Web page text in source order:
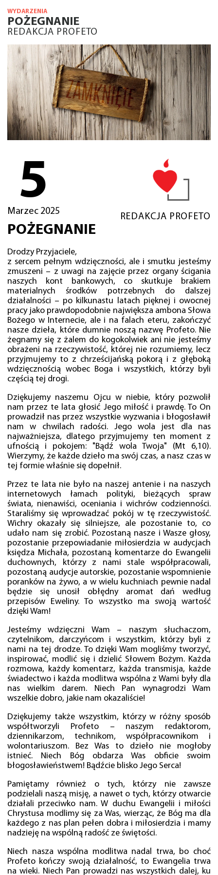
WYDARZENIA
POŻEGNANIE
REDAKCJA PROFETO
5
Marzec 2025
REDAKCJA PROFETO
POŻEGNANIE
Drodzy Przyjaciele,
z sercem pełnym wdzięczności, ale i smutku jesteśmy
zmuszeni – z uwagi na zajęcie przez organy ścigania
naszych kont bankowych, co skutkuje brakiem
materialnych środków potrzebnych do dalszej
działalności – po kilkunastu latach pięknej i owocnej
pracy jako prawdopodobnie największa ambona Słowa
Bożego w Internecie, ale i na falach eteru, zakończyć
nasze dzieła, które dumnie noszą nazwę Profeto. Nie
żegnamy się z żalem do kogokolwiek ani nie jesteśmy
obrażeni na rzeczywistość, której nie rozumiemy, lecz
przyjmujemy to z chrześcijańską pokorą i z głęboką
wdzięcznością wobec Boga i wszystkich, którzy byli
częścią tej drogi.
Dziękujemy naszemu Ojcu w niebie, który pozwolił
nam przez te lata głosić Jego miłość i prawdę. To On
prowadził nas przez wszystkie wyzwania i błogosławił
nam w chwilach radości. Jego wola jest dla nas
najważniejsza, dlatego przyjmujemy ten moment z
ufnością i pokojem: "Bądź wola Twoja" (Mt 6,10).
Wierzymy, że każde dzieło ma swój czas, a nasz czas w
tej formie właśnie się dopełnił.
Przez te lata nie było na naszej antenie i na naszych
internetowych łamach polityki, bieżących spraw
świata, nienawiści, oceniania i wichrów codzienności.
Staraliśmy się wprowadzać pokój w tę rzeczywistość.
Wichry okazały się silniejsze, ale pozostanie to, co
udało nam się zrobić. Pozostaną nasze i Wasze głosy,
pozostanie przepowiadanie miłosierdzia w audycjach
księdza Michała, pozostaną komentarze do Ewangelii
duchownych, którzy z nami stale współpracowali,
pozostaną audycje autorskie, pozostanie wspomnienie
poranków na żywo, a w wielu kuchniach pewnie nadal
będzie się unosił obłędny aromat dań według
przepisów Eweliny. To wszystko ma swoją wartość
dzięki Wam!
Jesteśmy wdzięczni Wam – naszym słuchaczom,
czytelnikom, darczyńcom i wszystkim, którzy byli z
nami na tej drodze. To dzięki Wam mogliśmy tworzyć,
inspirować, modlić się i dzielić Słowem Bożym. Każda
rozmowa, każdy komentarz, każda transmisja, każde
świadectwo i każda modlitwa wspólna z Wami były dla
nas wielkim darem. Niech Pan wynagrodzi Wam
wszelkie dobro, jakie nam okazaliście!
Dziękujemy także wszystkim, którzy w różny sposób
współtworzyli Profeto – naszym redaktorom,
dziennikarzom, technikom, współpracownikom i
wolontariuszom. Bez Was to dzieło nie mogłoby
istnieć. Niech Bóg obdarza Was obficie swoim
błogosławieństwem! Bądźcie blisko Jego Serca!
Pamiętamy również o tych, którzy nie zawsze
podzielali naszą misję, a nawet o tych, którzy otwarcie
działali przeciwko nam. W duchu Ewangelii i miłości
Chrystusa modlimy się za Was, wierząc, że Bóg ma dla
każdego z nas plan pełen dobra i miłosierdzia i mamy
nadzieję na wspólną radość ze świętości.
Niech nasza wspólna modlitwa nadal trwa, bo choć
Profeto kończy swoją działalność, to Ewangelia trwa
na wieki. Niech Pan prowadzi nas wszystkich dalej, ku